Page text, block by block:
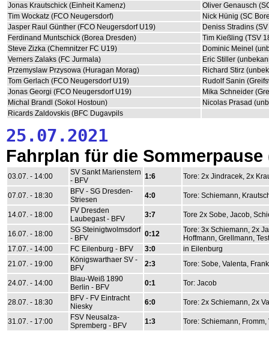
Jonas Krautschick (Einheit Kamenz)
Oliver Genausch
Tim Wockatz (FCO Neugersdorf)
Nick Hünig (SC
Jasper Raul Günther (FCO Neugersdorf U19)
Deniss Stradins
Ferdinand Muntschick (Borea Dresden)
Tim Kießling (TSV
Steve Zizka (Chemnitzer FC U19)
Dominic Meinel
Verners Zalaks (FC Jurmala)
Eric Stiller
Przemyslaw Przysowa (Huragan Morag)
Richard Stirz
Tom Gerlach (FCO Neugersdorf U19)
Rudolf Sanin
Jonas Georgi (FCO Neugersdorf U19)
Mika Schneider
Michal Brandl (Sokol Hostoun)
Nicolas Prasad
Ricards Zaldovskis (BFC Dugavpils
25.07.2021
Fahrplan für die
03.07. - 14:00
SV Sankt Marienstern
- BFV
1:6 Tore: 2x Jindracek, 2x
07.07. - 18:30
BFV - SG Dresden-
Striesen
4:0 Tore: Schiemann,
14.07. - 18:00
FV Dresden
Laubegast - BFV
3:7 Tore 2x Sobe, Jacob,
16.07. - 18:00
SG Steinigtwolmsdorf
- BFV
0:12
Tore: 3x Schiemann, 2x
Hoffmann, Grellmann,
17.07. - 14:00
FC Eilenburg - BFV 3:0
in Eilenburg
21.07. - 19:00
Königswarthaer SV -
BFV
2:3 Tore: Sobe, Valenta,
24.07. - 14:00
Blau-Weiß 1890
Berlin - BFV
0:1 Tor: Jacob
28.07. - 18:30
BFV - FV Eintracht
Niesky
6:0 Tore: 2x Schiemann, 2x
31.07. - 17:00
FSV Neusalza-
Spremberg - BFV
1:3 Tore: Schiemann, Fromm,